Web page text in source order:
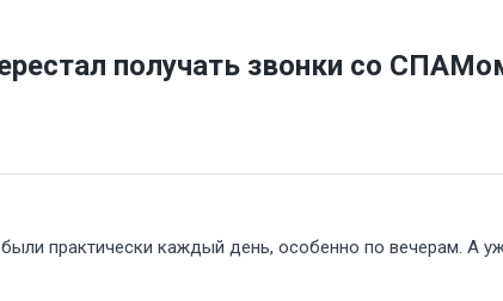
получать звонки со
практически каждый день, особенно по вечерам. А